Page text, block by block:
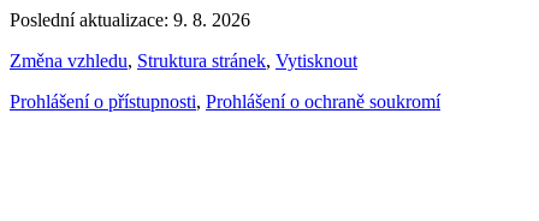
Poslední aktualizace: 9. 8. 2026
Změna vzhledu, Struktura stránek, Vytisknout
Prohlášení o přístupnosti, Prohlášení o ochraně soukromí